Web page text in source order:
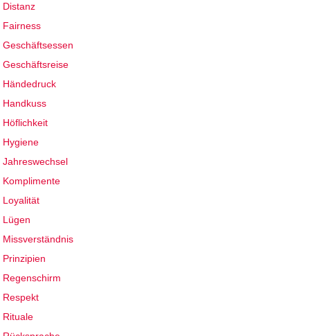
Distanz
Fairness
Geschäftsessen
Geschäftsreise
Händedruck
Handkuss
Höflichkeit
Hygiene
Jahreswechsel
Komplimente
Loyalität
Lügen
Missverständnis
Prinzipien
Regenschirm
Respekt
Rituale